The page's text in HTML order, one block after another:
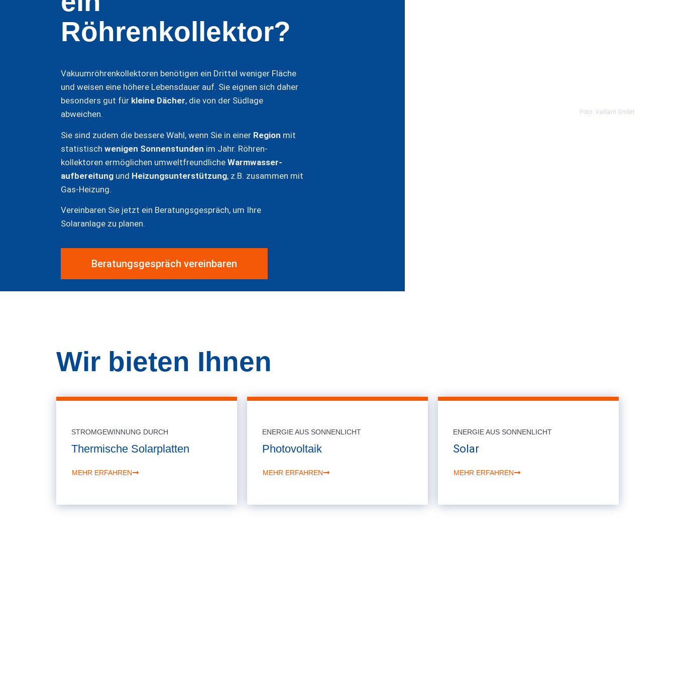
Röhrenkollektor?
Vakuumröhrenkollektoren benötigen ein Drittel weniger Fläche
und weisen eine höhere Lebensdauer auf. Sie eignen sich daher
besonders gut für kleine Dächer, die von der Südlage
abweichen.
Sie sind zudem die bessere Wahl, wenn Sie in einer Region mit
statistisch wenigen Sonnenstunden im Jahr. Röhren­
kollektoren ermöglichen umweltfreundliche Warmwasser­
aufbereitungund Heizungsunterstützung, z.B. zusammen mit
Gas-Heizung.
Vereinbaren Sie jetzt ein Beratungsgespräch, um Ihre
Solaranlage zu planen.
Beratungsgespräch vereinbaren
Foto: Vaillant GmbH
Wir bieten Ihnen
STROMGEWINNUNG DURCH
Thermische Solarplatten
MEHR ERFAHREN
ENERGIE AUS SONNENLICHT
Photovoltaik
MEHR ERFAHREN
ENERGIE AUS SONNENLICHT
Solar
MEHR ERFAHREN